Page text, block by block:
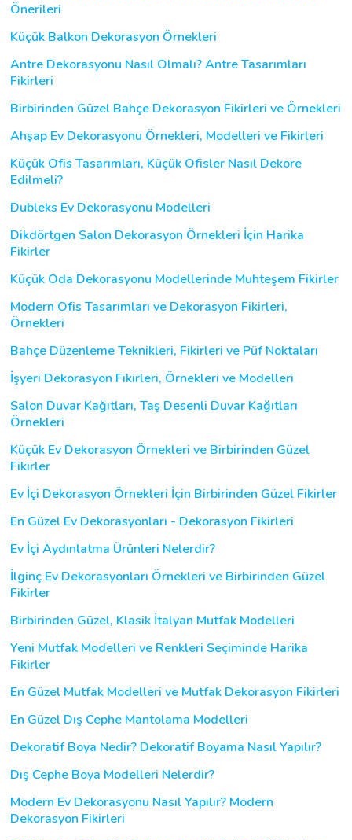
Önerileri
Küçük Balkon Dekorasyon Örnekleri
Antre Dekorasyonu Nasıl Olmalı? Antre Tasarımları
Fikirleri
Birbirinden Güzel Bahçe Dekorasyon Fikirleri ve Örnekleri
Ahşap Ev Dekorasyonu Örnekleri, Modelleri ve Fikirleri
Küçük Ofis Tasarımları, Küçük Ofisler Nasıl Dekore
Edilmeli?
Dubleks Ev Dekorasyonu Modelleri
Dikdörtgen Salon Dekorasyon Örnekleri İçin Harika
Fikirler
Küçük Oda Dekorasyonu Modellerinde Muhteşem Fikirler
Modern Ofis Tasarımları ve Dekorasyon Fikirleri,
Örnekleri
Bahçe Düzenleme Teknikleri, Fikirleri ve Püf Noktaları
İşyeri Dekorasyon Fikirleri, Örnekleri ve Modelleri
Salon Duvar Kağıtları, Taş Desenli Duvar Kağıtları
Örnekleri
Küçük Ev Dekorasyon Örnekleri ve Birbirinden Güzel
Fikirler
Ev İçi Dekorasyon Örnekleri İçin Birbirinden Güzel Fikirler
En Güzel Ev Dekorasyonları - Dekorasyon Fikirleri
Ev İçi Aydınlatma Ürünleri Nelerdir?
İlginç Ev Dekorasyonları Örnekleri ve Birbirinden Güzel
Fikirler
Birbirinden Güzel, Klasik İtalyan Mutfak Modelleri
Yeni Mutfak Modelleri ve Renkleri Seçiminde Harika
Fikirler
En Güzel Mutfak Modelleri ve Mutfak Dekorasyon Fikirleri
En Güzel Dış Cephe Mantolama Modelleri
Dekoratif Boya Nedir? Dekoratif Boyama Nasıl Yapılır?
Dış Cephe Boya Modelleri Nelerdir?
Modern Ev Dekorasyonu Nasıl Yapılır? Modern
Dekorasyon Fikirleri